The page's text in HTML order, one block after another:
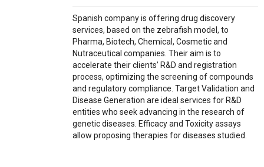
Spanish company is offering drug discovery
services, based on the zebrafish model, to
Pharma, Biotech, Chemical, Cosmetic and
Nutraceutical companies. Their aim is to
accelerate their clients’ R&D and registration
process, optimizing the screening of compounds
and regulatory compliance. Target Validation and
Disease Generation are ideal services for R&D
entities who seek advancing in the research of
genetic diseases. Efficacy and Toxicity assays
allow proposing therapies for diseases studied.